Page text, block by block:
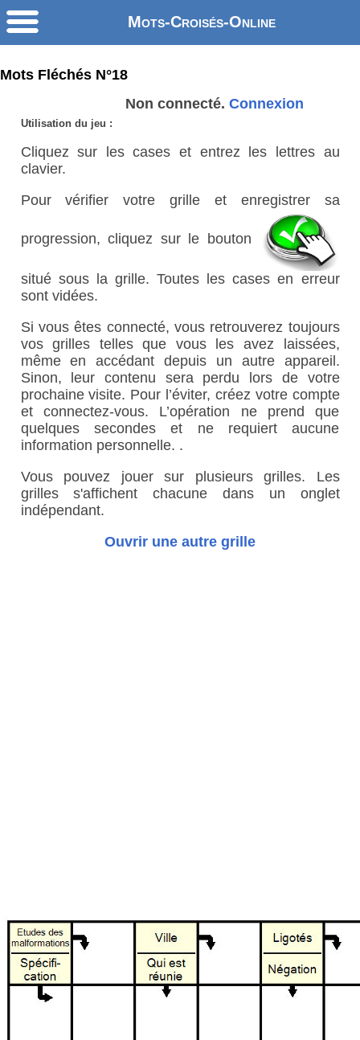
Mots-Croisés-Online
Mots Fléchés N°18
Non connecté. Connexion
Utilisation du jeu :
Cliquez sur les cases et entrez les lettres au
clavier.
Pour vérifier votre grille et enregistrer sa
progression, cliquez sur le bouton
situé sous la grille. Toutes les cases en erreur
sont vidées.
Si vous êtes connecté, vous retrouverez toujours
vos grilles telles que vous les avez laissées,
même en accédant depuis un autre appareil.
Sinon, leur contenu sera perdu lors de votre
prochaine visite. Pour l’éviter, créez votre compte
et connectez-vous. L’opération ne prend que
quelques secondes et ne requiert aucune
information personnelle. .
Vous pouvez jouer sur plusieurs grilles. Les
grilles s'affichent chacune dans un onglet
indépendant.
Ouvrir une autre grille